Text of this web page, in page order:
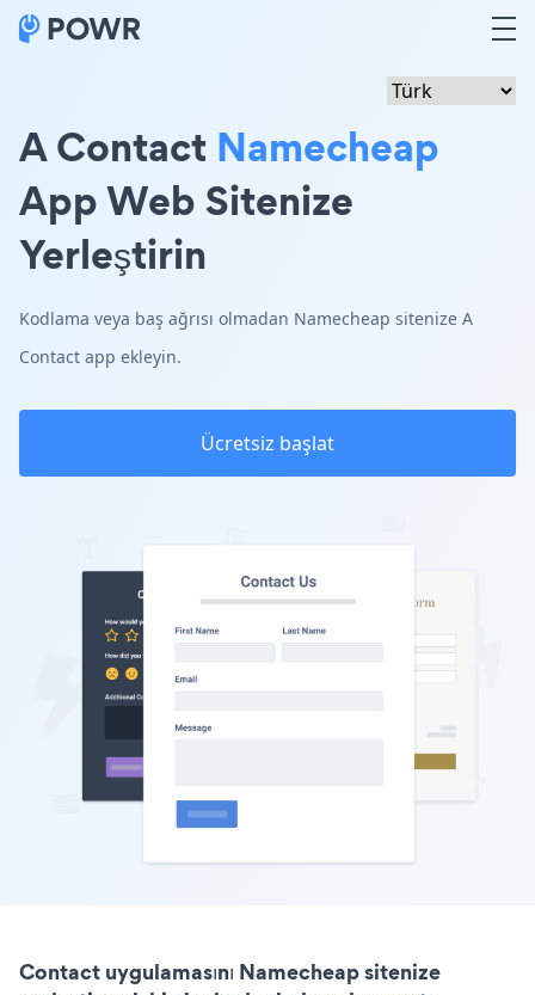
A Contact Namecheap
App Web Sitenize
Yerleştirin
Kodlama veya baş ağrısı olmadan Namecheap sitenize A
Contact app ekleyin.
Ücretsiz başlat
Contact uygulamasını Namecheap sitenize